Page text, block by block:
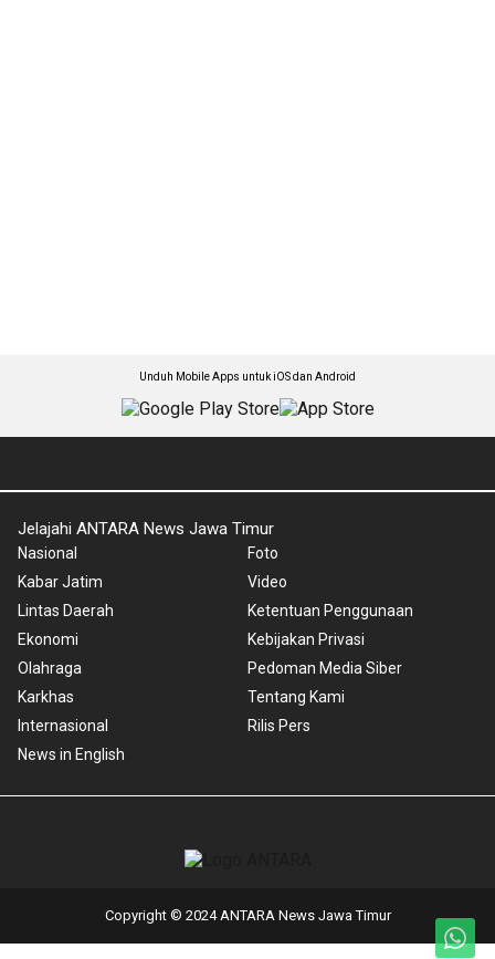
Unduh Mobile Apps untuk iOS dan Android
Jelajahi ANTARA News Jawa Timur
Nasional
Kabar Jatim
Lintas Daerah
Ekonomi
Olahraga
Karkhas
Internasional
News in English
Foto
Video
Ketentuan Penggunaan
Kebijakan Privasi
Pedoman Media Siber
Tentang Kami
Rilis Pers
Copyright © 2024 ANTARA News Jawa Timur